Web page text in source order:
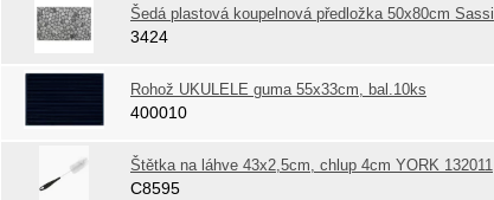
Šedá plastová koupelnová předložka 50x80cm Sassi
3424
Rohož UKULELE guma 55x33cm, bal.10ks
400010
Štětka na láhve 43x2,5cm, chlup 4cm YORK 132011
C8595